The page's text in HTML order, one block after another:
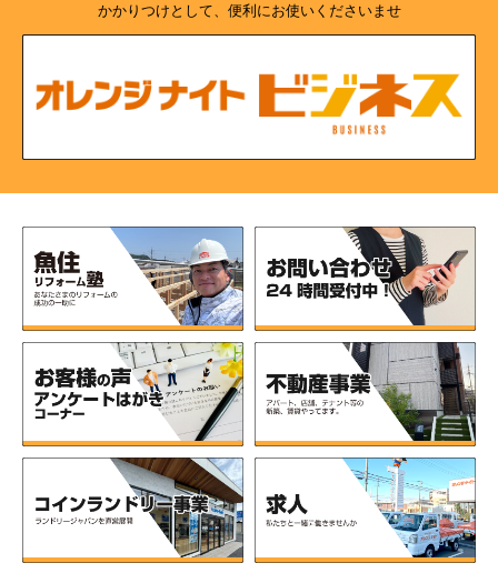
かかりつけとして、便利にお使いくださいませ